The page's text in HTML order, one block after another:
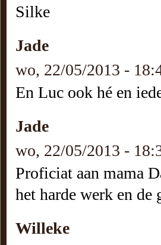
Silke
Jade
wo, 22/05/2013 -
En Luc ook hé en
Jade
wo, 22/05/2013 -
Proficiat aan mama
het harde werk en de
Willeke